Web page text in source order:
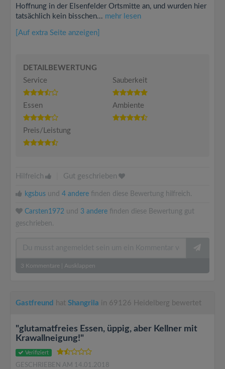
Hoffnung in der Elsenfelder Ortsmitte an, und wurden hier
tatsächlich kein bisschen... mehr lesen
[Auf extra Seite anzeigen]
DETAILBEWERTUNG
Service
Sauberkeit
Essen Ambiente
Preis/Leistung
Hilfreich Gut geschrieben
kgsbus und 4 andere finden diese Bewertung hilfreich.
Carsten1972 und 3 andere finden diese Bewertung gut
geschrieben.
3 Kommentare Ausklappen
Gastfreund hat Shangrila in 69126 Heidelberg bewertet
"glutamatfreies Essen, üppig, aber Kellner mit
Krawallneigung!"
Verifiziert
GESCHRIEBEN AM 14.01.2018